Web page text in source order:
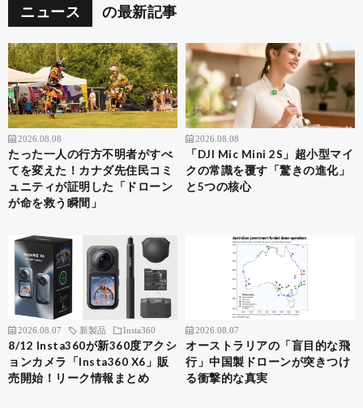
ニュース の最新記事
2026.08.08
たった一人の行方不明者がすべ
てを変えた！カナダ先住民コミ
ュニティが証明した「ドローン
が命を救う瞬間」
2026.08.08
「DJI Mic Mini 2S」超小型マイ
クの常識を覆す「驚きの進化」
と5つの核心
2026.08.07 新製品 Insta360
8/12 Insta360が新360度アクシ
ョンカメラ「Insta360 X6」販
売開始！リーク情報まとめ
2026.08.07
オーストラリアの「盲目的な飛
行」中国製ドローンが突きつけ
る衝撃的な真実